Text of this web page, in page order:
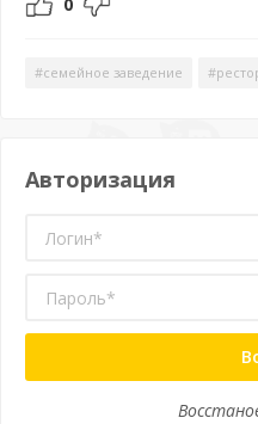
0
#семейное заведение
Авторизация